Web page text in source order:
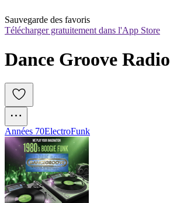
Sauvegarde des favoris
Télécharger gratuitement dans l'App Store
Dance Groove Radio
Années 70ElectroFunk